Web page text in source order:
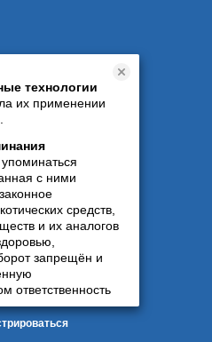
технологии
их применении
с ними
средств,
и их аналогов
запрещён и
ответственность